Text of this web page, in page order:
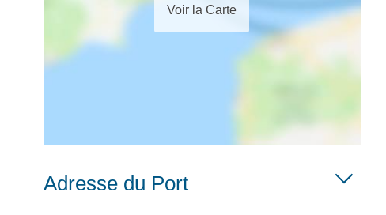
Voir la Carte
Adresse du Port